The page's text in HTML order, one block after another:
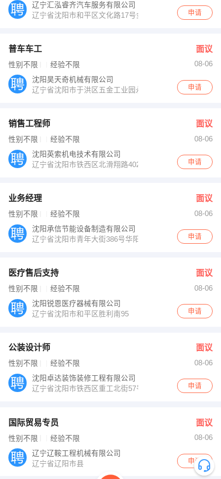
辽宁汇泓睿齐汽车服务有限公司
辽宁省沈阳市和平区文化路17号金科名苑五单元23层1号
申请
普车车工 面议
性别不限 经验不限
08-06
沈阳昊天奇机械有限公司
辽宁省沈阳市于洪区五金工业园永康街洪泊路
申请
销售工程师 面议
性别不限 经验不限
08-06
沈阳英索机电技术有限公司
辽宁省沈阳市铁西区北滑翔路402室
申请
业务经理 面议
性别不限 经验不限
08-06
沈阳承信节能设备制造有限公司
辽宁省沈阳市青年大街386号华阳国际大厦1575室申请
医疗售后支持 面议
性别不限 经验不限
08-06
沈阳锐恩医疗器械有限公司
辽宁省沈阳市和平区胜利南95
申请
公装设计师 面议
性别不限 经验不限
08-06
沈阳卓达装饰装修工程有限公司
辽宁省沈阳市铁西区重工北街57号
申请
国际贸易专员 面议
性别不限 经验不限
08-06
辽宁辽鞍工程机械有限公司
辽宁省辽阳市县
申请